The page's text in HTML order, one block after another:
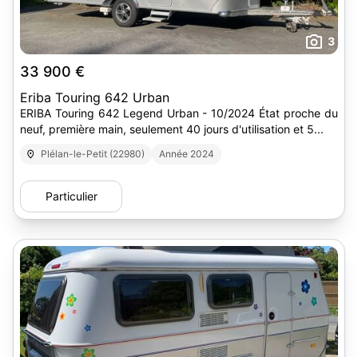
3
33 900 €
Eriba Touring 642 Urban
ERIBA Touring 642 Legend Urban - 10/2024 État proche du
neuf, première main, seulement 40 jours d'utilisation et 5...
Plélan-le-Petit (22980) Année 2024
Particulier